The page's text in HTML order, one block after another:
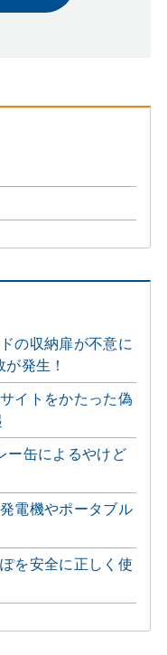
の収納扉が不意に
発生！
イトをかたった偽
ー缶によるやけど
電機やポータブル
を安全に正しく使